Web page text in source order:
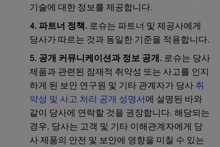
기술에 대한 정보를 제공합니다.
4. 파트너 정책. 로슈는 파트너 및 제공사에게
당사가 따르는 것과 동일한 기준을 적용합니다.
5. 공개 커뮤니케이션과 정보 공개. 로슈는 당사
제품과 관련된 잠재적 취약성 또는 사고를 인지
하게 된 보안 연구원 및 기타 관계자가 당사 취
약성 및 사고 처리 공개 성명서에 설명된 바와
같이 당사에 연락할 것을 권장합니다. 해당되는
경우, 당사는 고객 및 기타 이해관계자에게 당
사 제품의 안전 및 보안에 영향을 미칠 수 있는